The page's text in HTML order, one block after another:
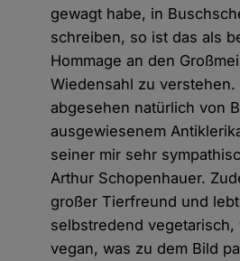
gewagt habe, in
schreiben, so ist das als
Hommage an den
Wiedensahl zu verstehen.
abgesehen natürlich von
ausgewiesenem
seiner mir sehr
Arthur Schopenhauer.
großer Tierfreund und
selbstredend vegetarisch,
vegan, was zu dem Bild